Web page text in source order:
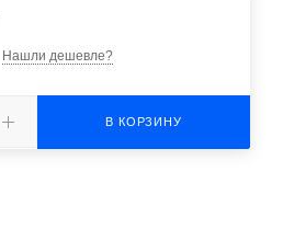
Нашли дешевле?
В КОРЗИНУ